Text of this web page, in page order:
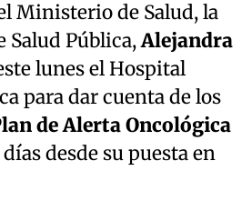
Ministerio de Salud, la
Salud Pública,Alejandra
lunes el Hospital
para dar cuenta de los
de Alerta Oncológica
desde su puesta en